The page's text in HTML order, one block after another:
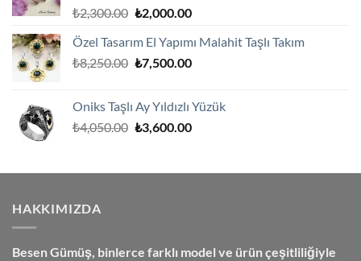
₺2,300.00 Orijinal
₺2,300.00.
₺2,000.00Şu
fiyat:
₺2,000.00.
Özel Tasarım El Yapımı Malahit Taşlı Takım
₺8,250.00 Orijinal
₺7,500.00Şu
₺7,500.00.
Oniks Taşlı Ay Yıldızlı Yüzük
₺4,050.00 Orijinal
₺3,600.00Şu
₺3,600.00.
HAKKIMIZDA
Besen Gümüş, binlerce farklı model ve ürün çeşitliliğiyle